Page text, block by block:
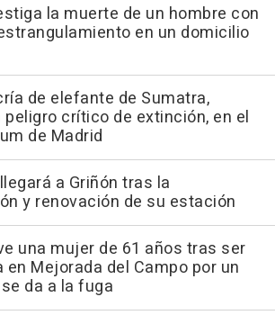
la muerte de un hombre con
en un domicilio
de elefante de Sumatra,
crítico de extinción, en el
de Madrid
a Griñón tras la
y renovación de su estación
una mujer de 61 años tras ser
en Mejorada del Campo por un
da a la fuga